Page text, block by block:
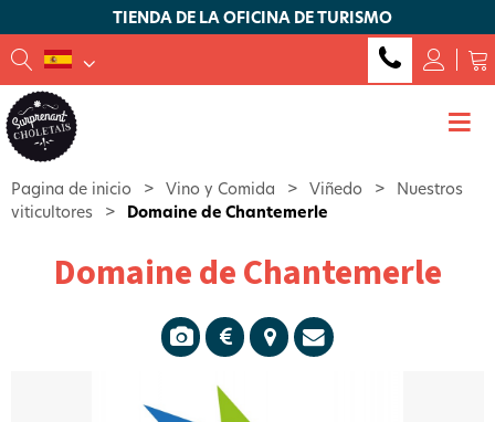
TIENDA DE LA OFICINA DE TURISMO
Pagina de inicio > Vino y Comida > Viñedo >
Nuestros
viticultores
> Domaine de Chantemerle
Domaine de Chantemerle